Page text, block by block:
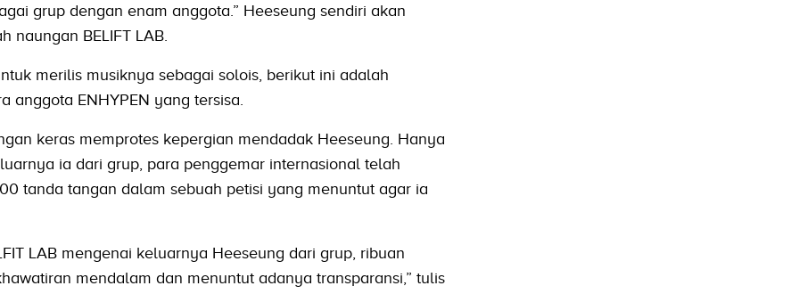
grup dengan enam anggota.” Heeseung sendiri akan
naungan BELIFT LAB.
merilis musiknya sebagai solois, berikut ini adalah
anggota ENHYPEN yang tersisa.
keras memprotes kepergian mendadak Heeseung. Hanya
ia dari grup, para penggemar internasional telah
tanda tangan dalam sebuah petisi yang menuntut agar ia
LAB mengenai keluarnya Heeseung dari grup, ribuan
mendalam dan menuntut adanya transparansi,” tulis